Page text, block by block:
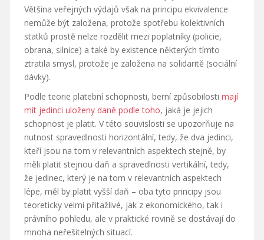
Většina veřejných výdajů však na principu ekvivalence
nemůže být založena, protože spotřebu kolektivních
statků prostě nelze rozdělit mezi poplatníky (policie,
obrana, silnice) a také by existence některých tímto
ztratila smysl, protože je založena na solidaritě (sociální
dávky).
Podle teorie platební schopnosti, berní způsobilosti mají
mít jedinci uloženy daně podle toho, jaká je jejich
schopnost je platit. V této souvislosti se upozorňuje na
nutnost spravedlnosti horizontální, tedy, že dva jedinci,
kteří jsou na tom v relevantních aspektech stejně, by
měli platit stejnou daň a spravedlnosti vertikální, tedy,
že jedinec, který je na tom v relevantních aspektech
lépe, měl by platit vyšší daň – oba tyto principy jsou
teoreticky velmi přitažlivé, jak z ekonomického, tak i
právního pohledu, ale v praktické rovině se dostávají do
mnoha neřešitelných situací.